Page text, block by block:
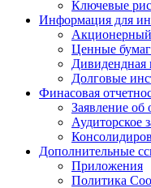
Ключевые
Информация для
Ценные
Дивидендная
Долговые
Финасовая
Заявление об
Аудиторское
Дополнительные
Приложения
Политика